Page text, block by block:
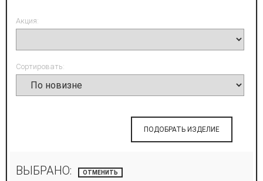
Акция:
Сортировать:
ПОДОБРАТЬ ИЗДЕЛИЕ
ВЫБРАНО: ОТМЕНИТЬ